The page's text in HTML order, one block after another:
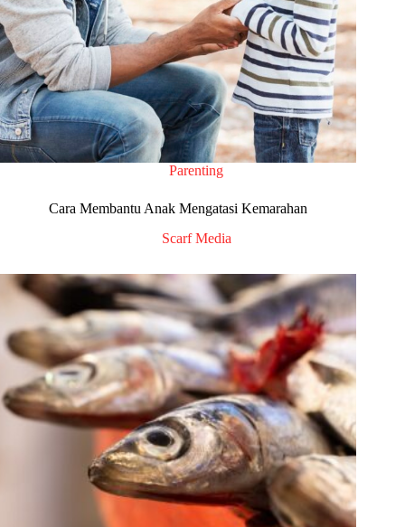
Parenting
Cara Membantu Anak Mengatasi Kemarahan
Scarf Media